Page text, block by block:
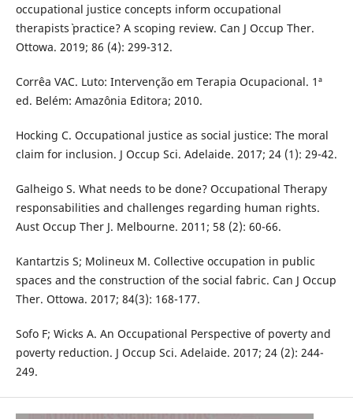
occupational justice concepts inform occupational
therapists` practice? A scoping review. Can J Occup Ther.
Ottowa. 2019; 86 (4): 299-312.
Corrêa VAC. Luto: Intervenção em Terapia Ocupacional. 1ª
ed. Belém: Amazônia Editora; 2010.
Hocking C. Occupational justice as social justice: The moral
claim for inclusion. J Occup Sci. Adelaide. 2017; 24 (1): 29-42.
Galheigo S. What needs to be done? Occupational Therapy
responsabilities and challenges regarding human rights.
Aust Occup Ther J. Melbourne. 2011; 58 (2): 60-66.
Kantartzis S; Molineux M. Collective occupation in public
spaces and the construction of the social fabric. Can J Occup
Ther. Ottowa. 2017; 84(3): 168-177.
Sofo F; Wicks A. An Occupational Perspective of poverty and
poverty reduction. J Occup Sci. Adelaide. 2017; 24 (2): 244-
249.